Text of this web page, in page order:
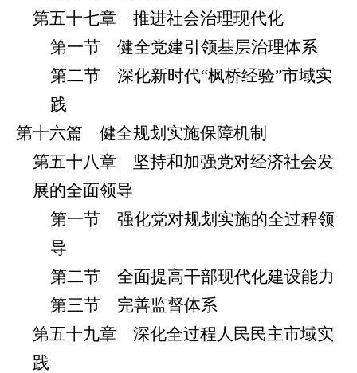
第五十七章 推进社会治理现代化
第一节 健全党建引领基层治理体系
第二节 深化新时代“枫桥经验”市域实
践
第十六篇 健全规划实施保障机制
第五十八章 坚持和加强党对经济社会发
展的全面领导
第一节 强化党对规划实施的全过程领
导
第二节 全面提高干部现代化建设能力
第三节 完善监督体系
第五十九章 深化全过程人民民主市域实
践